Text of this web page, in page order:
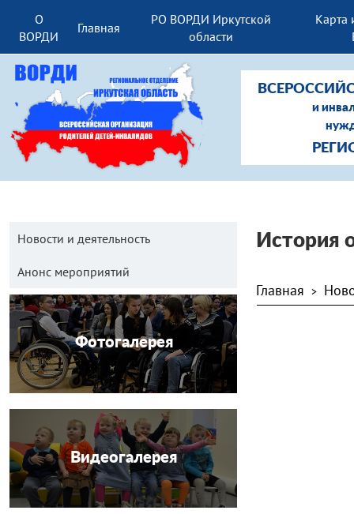
О
ВОРДИ
Главная
РО ВОРДИ Иркутской
области
Карта
и
Новости и деятельность
Анонс мероприятий
Фотогалерея
Видеогалерея
История
Главная >